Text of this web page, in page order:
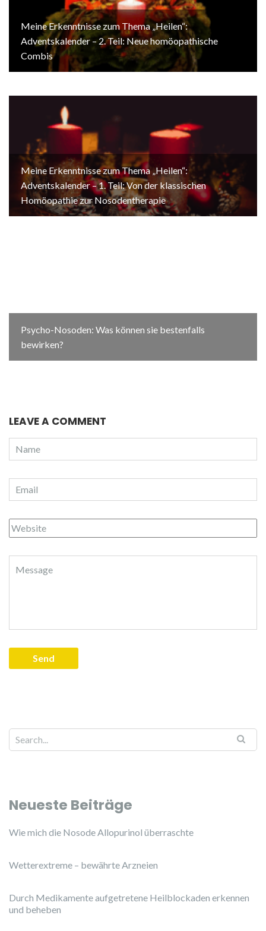
Meine Erkenntnisse zum Thema „Heilen“:
Adventskalender – 2. Teil: Neue homöopathische
Combis
Meine Erkenntnisse zum Thema „Heilen“:
Adventskalender – 1. Teil: Von der klassischen
Homöopathie zur Nosodentherapie
Psycho-Nosoden: Was können sie bestenfalls
bewirken?
LEAVE A COMMENT
Neueste Beiträge
Wie mich die Nosode Allopurinol überraschte
Wetterextreme – bewährte Arzneien
Durch Medikamente aufgetretene Heilblockaden erkennen
und beheben